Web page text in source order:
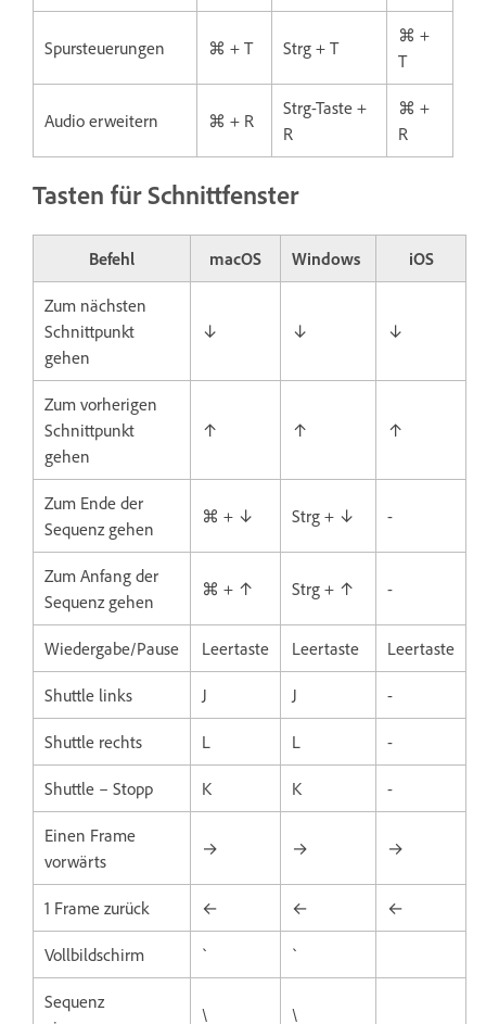
Spursteuerungen ⌘ + T Strg + T
⌘ +
T
Audio erweitern ⌘ + R
Strg-Taste +
R
⌘ +
R
Tasten für Schnittfenster
Befehl macOS Windows iOS
Zum nächsten
Schnittpunkt
gehen
↓ ↓ ↓
Zum vorherigen
Schnittpunkt
gehen
↑ ↑ ↑
Zum Ende der
Sequenz gehen
⌘ + ↓ Strg + ↓ -
Zum Anfang der
Sequenz gehen
⌘ + ↑ Strg + ↑ -
Wiedergabe/Pause Leertaste Leertaste Leertaste
Shuttle links J J -
Shuttle rechts L L -
Shuttle – Stopp K K -
Einen Frame
vorwärts
→ → →
1 Frame zurück ← ← ←
Vollbildschirm ` `
Sequenz
\ \